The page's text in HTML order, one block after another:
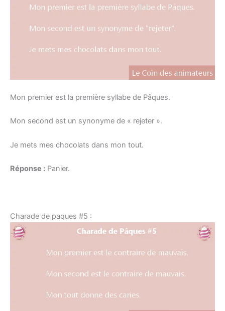
Mon premier est la première syllabe de Pâques.
Mon second est un synonyme de « rejeter ».
Je mets mes chocolats dans mon tout.
Réponse : Panier.
Charade de paques #5 :